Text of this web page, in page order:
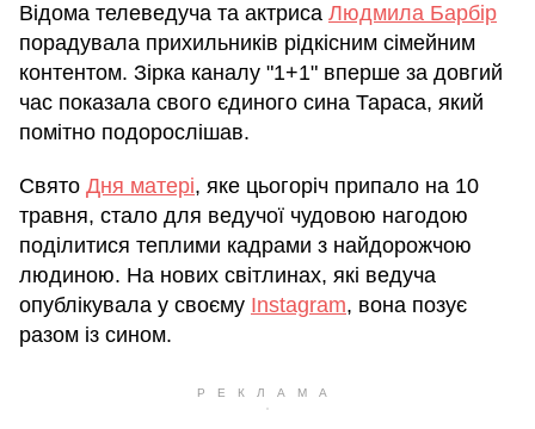
Відома телеведуча та актриса Людмила Барбір
порадувала прихильників рідкісним сімейним
контентом. Зірка каналу "1+1" вперше за довгий
час показала свого єдиного сина Тараса, який
помітно подорослішав.
Свято Дня матері, яке цьогоріч припало на 10
травня, стало для ведучої чудовою нагодою
поділитися теплими кадрами з найдорожчою
людиною. На нових світлинах, які ведуча
опублікувала у своєму Instagram, вона позує
разом із сином.